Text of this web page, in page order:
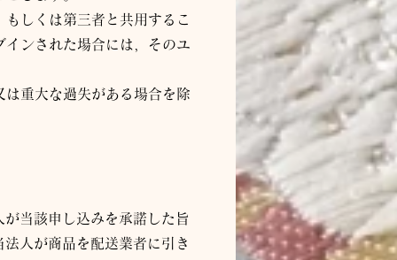
しくは第三者と共用するこ
ンされた場合には，そのユ
は重大な過失がある場合を除
が当該申し込みを承諾した旨
法人 が商品を配送業者に引き